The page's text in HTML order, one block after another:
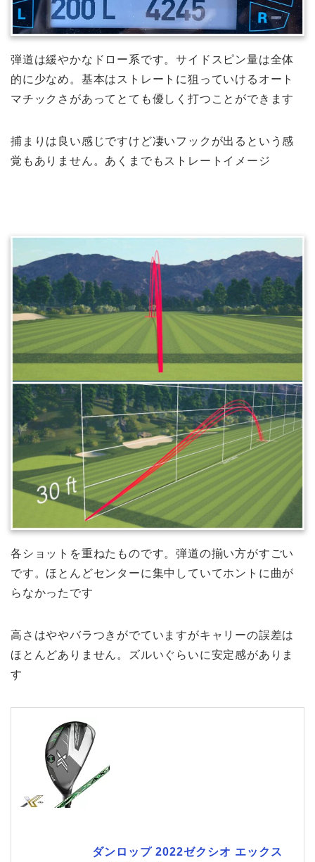
弾道は緩やかなドロー系です。サイドスピン量は全体
的に少なめ。基本はストレートに狙っていけるオート
マチックさがあってとても優しく打つことができます
捕まりは良い感じですけど凄いフックが出るという感
覚もありません。あくまでもストレートイメージ
各ショットを重ねたものです。弾道の揃い方がすごい
です。ほとんどセンターに集中していてホントに曲が
らなかったです
高さはややバラつきがでていますがキャリーの誤差は
ほとんどありません。ズルいぐらいに安定感がありま
す
ダンロップ 2022ゼクシオ エックス